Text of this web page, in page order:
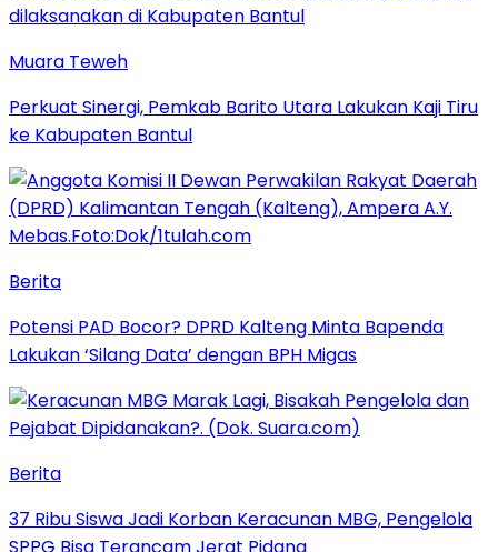
Muara Teweh
Perkuat Sinergi, Pemkab Barito Utara Lakukan Kaji Tiru
ke Kabupaten Bantul
Berita
Potensi PAD Bocor? DPRD Kalteng Minta Bapenda
Lakukan ‘Silang Data’ dengan BPH Migas
Berita
37 Ribu Siswa Jadi Korban Keracunan MBG, Pengelola